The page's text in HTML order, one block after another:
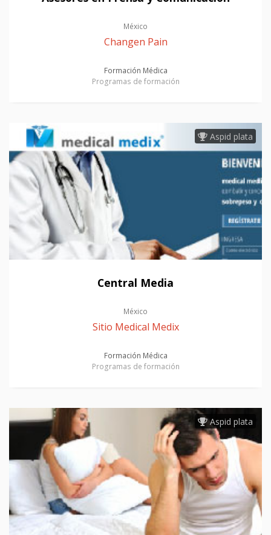
México
Changen Pain
Formación Médica
Programas de formación
Aspid plata
Central Media
México
Sitio Medical Medix
Formación Médica
Programas de formación
Aspid plata